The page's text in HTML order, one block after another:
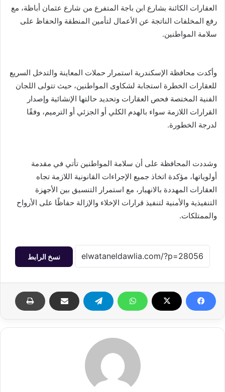
العقارات الكائنة بشارع ابن باجة المتفرع من شارع عثمان أباظة، مع
رفع المخلفات الناتجة عن الأعمال لتأمين المنطقة والحفاظ على
سلامة المواطنين.
وأكدت محافظة الإسكندرية استمرار حملات المعاينة والتدخل السريع
للعقارات الخطرة استجابة لشكاوى المواطنين، حيث تتولى اللجان
الفنية المختصة فحص العقارات وتحديد حالتها الإنشائية وإصدار
القرارات اللازمة سواء بالهدم الكلي أو الجزئي أو الترميم، وفقًا
لدرجة الخطورة.
وشددت المحافظة على أن سلامة المواطنين تأتي في مقدمة
أولوياتها، مؤكدة اتخاذ جميع الإجراءات القانونية اللازمة تجاه
العقارات المهددة بالانهيار، مع استمرار التنسيق بين الأجهزة
التنفيذية والأمنية لتنفيذ قرارات الإخلاء والإزالة حفاظًا على الأرواح
والممتلكات.
نسخ الرابط